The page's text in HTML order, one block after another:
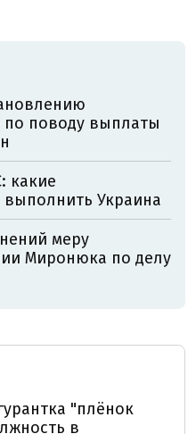
поводу выплаты
какие
выполнить Украина
меру
Миронюка по делу
"плёнок
в